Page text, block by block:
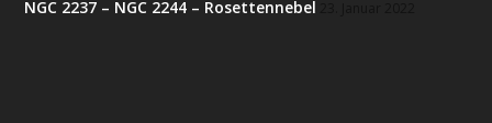
NGC 2237 – NGC 2244 – Rosettennebel